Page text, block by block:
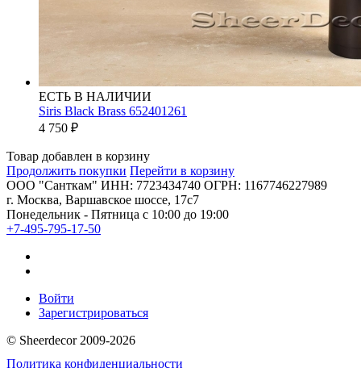
ЕСТЬ В НАЛИЧИИ
Siris Black Brass 652401261
4 750 ₽
Товар добавлен в корзину
Продолжить покупки Перейти в корзину
ООО "Санткам" ИНН: 7723434740 ОГРН: 1167746227989
г. Москва, Варшавское шоссе, 17с7
Понедельник - Пятница с 10:00 до 19:00
+7-495-795-17-50
Войти
Зарегистрироваться
© Sheerdecor 2009-2026
Политика конфиденциальности